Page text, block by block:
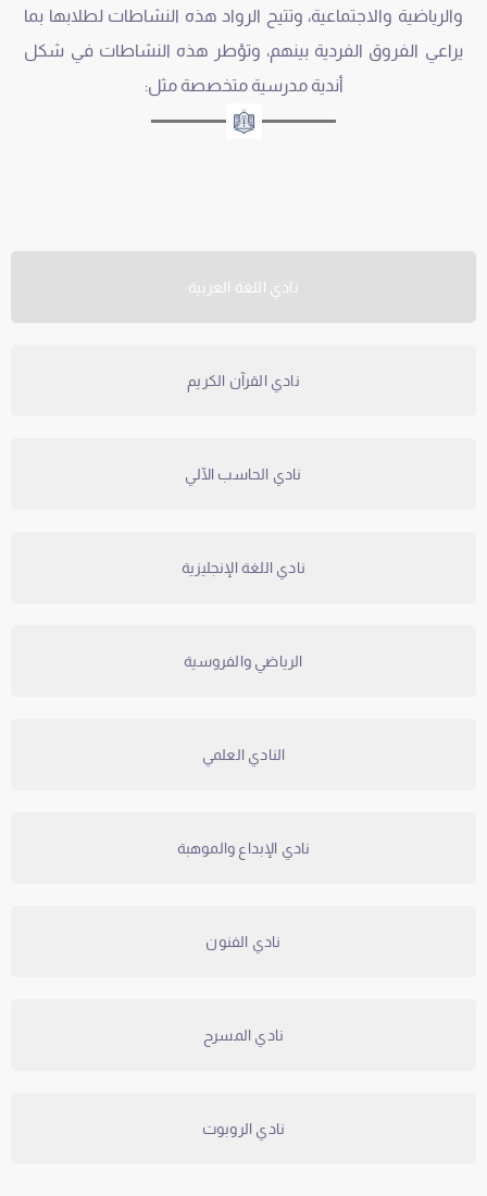
والرياضية والاجتماعية، وتتيح الرواد هذه النشاطات لطلابها بما
يراعي الفروق الفردية بينهم، وتؤطر هذه النشاطات في شكل
أندية مدرسية متخصصة مثل:
نادي اللغة العربية
نادي القرآن الكريم
نادي الحاسب الآلي
نادي اللغة الإنجليزية
الرياضي والفروسية
النادي العلمي
نادي الإبداع والموهبة
نادي الفنون
نادي المسرح
نادي الروبوت